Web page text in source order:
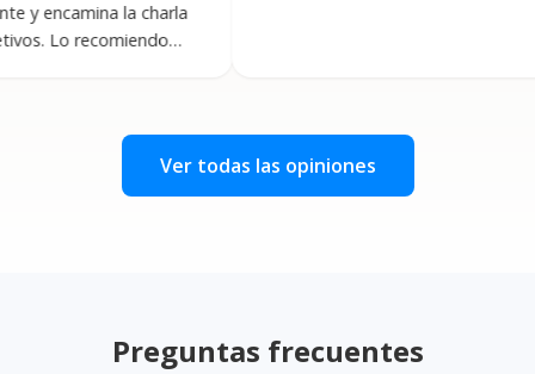
la charla
Ver todas las opiniones
Preguntas frecuentes